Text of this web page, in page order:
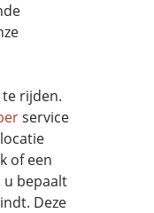
rijden.
service
of een
u bepaalt
Deze